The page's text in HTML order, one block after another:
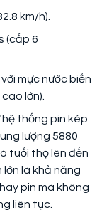
km/h).
(cấp 6
mực nước biển
lớn).
hệ thống pin kép
lượng 5880
tuổi thọ lên đến
lớn là khả năng
pin mà không
liên tục.